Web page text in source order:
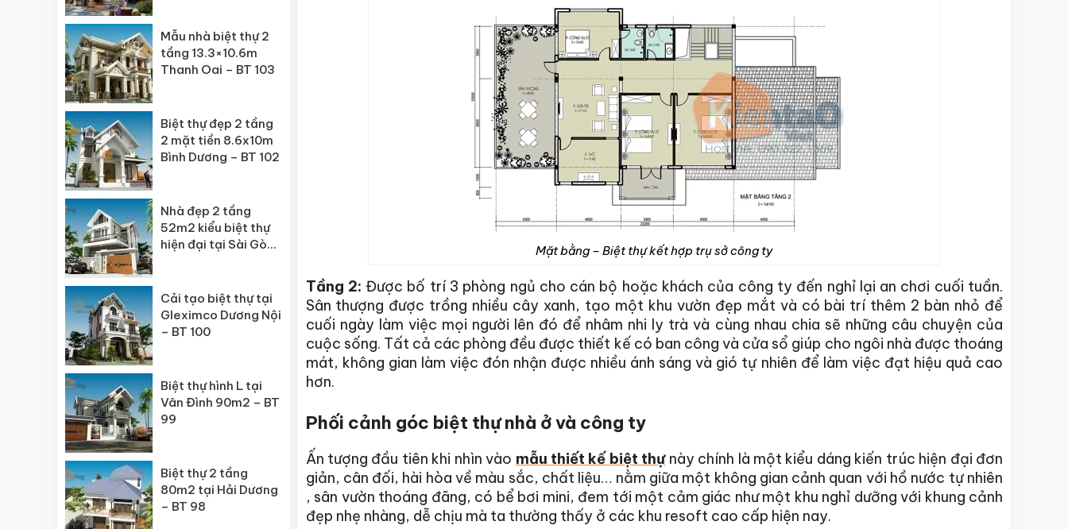
Mặt bằng – Biệt thự kết hợp trụ sở công ty
Tầng 2: Được bố trí 3 phòng ngủ cho cán bộ hoặc khách của công ty đến nghỉ lại an chơi cuối tuần.
Sân thượng được trồng nhiều cây xanh, tạo một khu vườn đẹp mắt và có bài trí thêm 2 bàn nhỏ để
cuối ngày làm việc mọi người lên đó để nhâm nhi ly trà và cùng nhau chia sẽ những câu chuyện của
cuộc sống. Tất cả các phòng đều được thiết kế có ban công và cửa sổ giúp cho ngôi nhà được thoáng
mát, không gian làm việc đón nhận được nhiều ánh sáng và gió tự nhiên để làm việc đạt hiệu quả cao
hơn.
Phối cảnh góc biệt thự nhà ở và công ty
Ấn tượng đầu tiên khi nhìn vào mẫu thiết kế biệt thựnày chính là một kiểu dáng kiến trúc hiện đại đơn
giản, cân đối, hài hòa về màu sắc, chất liệu… nằm giữa một không gian cảnh quan với hồ nước tự nhiên
, sân vườn thoáng đãng, có bể bơi mini, đem tới một cảm giác như một khu nghỉ dưỡng với khung cảnh
đẹp nhẹ nhàng, dễ chịu mà ta thường thấy ở các khu resoft cao cấp hiện nay.
Mẫu nhà biệt thự 2
tầng 13.3×10.6m
Thanh Oai – BT 103
Biệt thự đẹp 2 tầng
2 mặt tiền 8.6x10m
Bình Dương – BT 102
Nhà đẹp 2 tầng
52m2 kiểu biệt thự
hiện đại tại Sài Gòn
Cải tạo biệt thự tại
Gleximco Dương Nội
– BT 100
Biệt thự hình L tại
Vân Đình 90m2 – BT
99
Biệt thự 2 tầng
80m2 tại Hải Dương
– BT 98